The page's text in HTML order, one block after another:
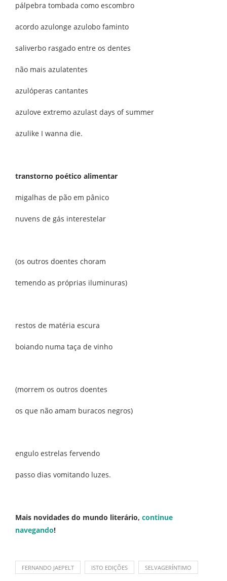
pálpebra tombada como escombro
acordo azulonge azulobo faminto
saliverbo rasgado entre os dentes
não mais azulatentes
azulóperas cantantes
azulove extremo azulast days of summer
azulike I wanna die.
transtorno poético alimentar
migalhas de pão em pânico
nuvens de gás interestelar
(os outros doentes choram
temendo as próprias iluminuras)
restos de matéria escura
boiando numa taça de vinho
(morrem os outros doentes
os que não amam buracos negros)
engulo estrelas fervendo
passo dias vomitando luzes.
Mais novidades do mundo literário, continue
navegando!
FERNANDO JAEPELT ISTO EDIÇÕES SELVAGERÍNTIMO